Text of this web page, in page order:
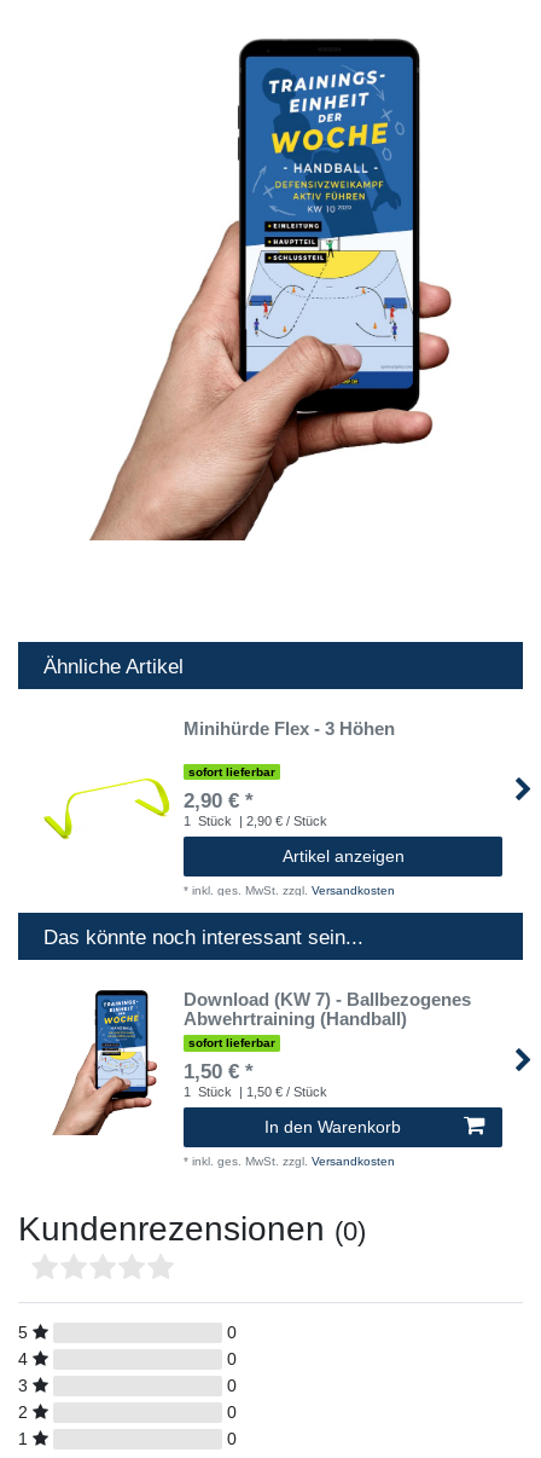
Ähnliche Artikel
Minihürde Flex - 3 Höhen
sofort lieferbar
2,90 € *
1 Stück | 2,90 € / Stück
Artikel anzeigen
* inkl. ges. MwSt. zzgl. Versandkosten
Das könnte noch interessant sein...
Download (KW 7) - Ballbezogenes
Abwehrtraining (Handball)
sofort lieferbar
1,50 € *
1 Stück | 1,50 € / Stück
In den Warenkorb
* inkl. ges. MwSt. zzgl. Versandkosten
Kundenrezensionen (0)
5
0
4
0
3
0
2
0
1
0